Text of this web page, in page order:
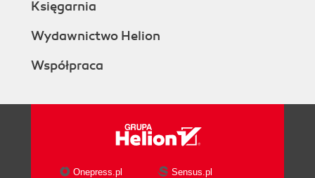
Księgarnia
Wydawnictwo Helion
Współpraca
Onepress.pl
Sensus.pl